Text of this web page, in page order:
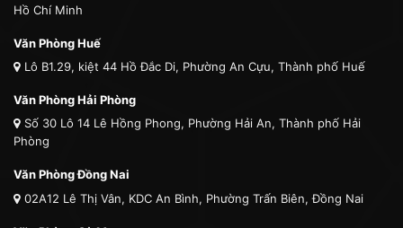
Hồ Chí Minh
Văn Phòng Huế
Lô B1.29, kiệt 44 Hồ Đắc Di, Phường An Cựu, Thành phố Huế
Văn Phòng Hải Phòng
Số 30 Lô 14 Lê Hồng Phong, Phường Hải An, Thành phố Hải
Phòng
Văn Phòng Đồng Nai
02A12 Lê Thị Vân, KDC An Bình, Phường Trấn Biên, Đồng Nai